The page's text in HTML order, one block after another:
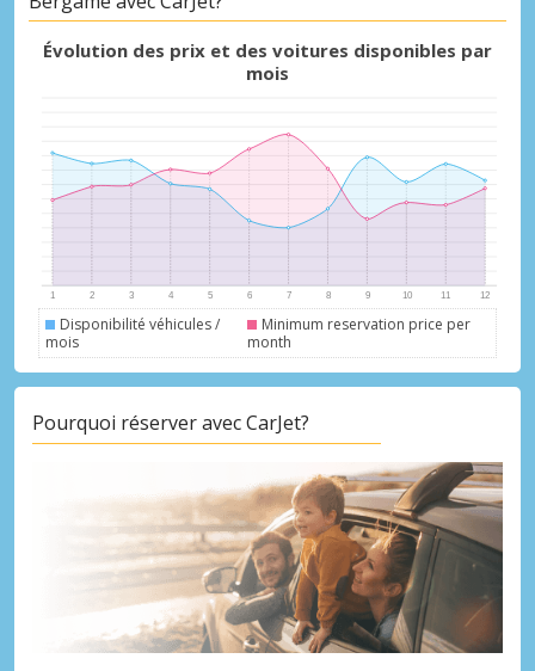
Évolution des prix et des voitures disponibles par
mois
Disponibilité véhicules /
mois
Minimum reservation price per
month
Pourquoi réserver avec CarJet?